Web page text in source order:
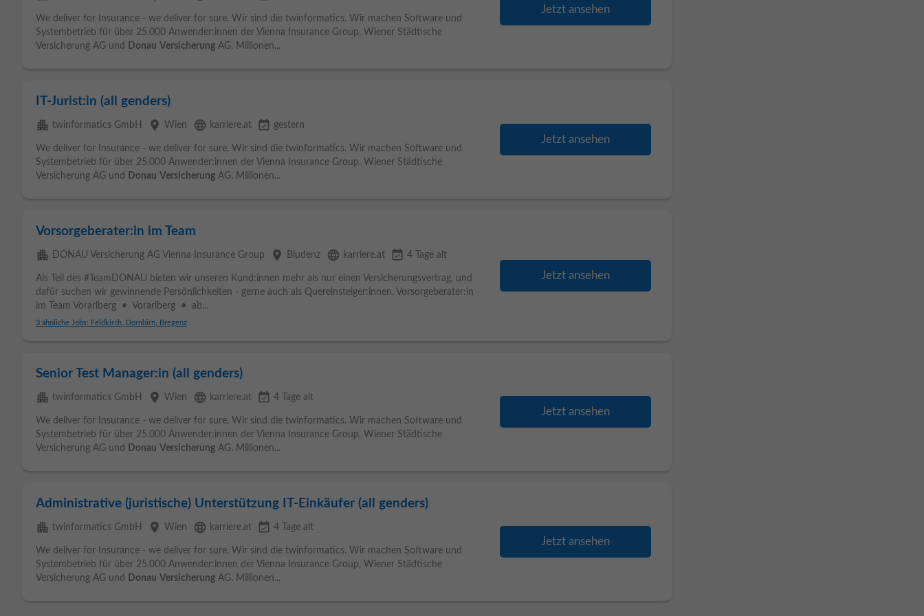
We deliver for Insurance - we deliver for sure. Wir sind die twinformatics. Wir machen Software und
Systembetrieb für über 25.000 Anwender:innen der Vienna Insurance Group, Wiener Städtische
Versicherung AG und
Donau Versicherung AG. Millionen...
Jetzt ansehen
IT-Jurist:in (all genders)
apartment twinformatics GmbH place Wien language karriere.at event_available gestern
We deliver for Insurance - we deliver for sure. Wir sind die twinformatics. Wir machen Software und
Systembetrieb für über 25.000 Anwender:innen der Vienna Insurance Group, Wiener Städtische
Versicherung AG und
Donau Versicherung AG. Millionen...
Jetzt ansehen
Vorsorgeberater:in im Team
apartment DONAU Versicherung AG Vienna Insurance Group place Bludenz language karriere.at event_available 4 Tage alt
Als Teil des #TeamDONAU bieten wir unseren Kund:innen mehr als nur einen Versicherungsvertrag, und
dafür suchen wir gewinnende Persönlichkeiten - gerne auch als Quereinsteiger:innen. Vorsorgeberater:in
im Team Vorarlberg • Vorarlberg • ab...
3 ähnliche Jobs: Feldkirch, Dornbirn, Bregenz
Jetzt ansehen
Senior Test Manager:in (all genders)
apartment twinformatics GmbH place Wien language karriere.at event_available 4 Tage alt
We deliver for Insurance - we deliver for sure. Wir sind die twinformatics. Wir machen Software und
Systembetrieb für über 25.000 Anwender:innen der Vienna Insurance Group, Wiener Städtische
Versicherung AG und
Donau Versicherung AG. Millionen...
Jetzt ansehen
Administrative (juristische) Unterstützung IT-Einkäufer (all genders)
apartment twinformatics GmbH place Wien language karriere.at event_available 4 Tage alt
We deliver for Insurance - we deliver for sure. Wir sind die twinformatics. Wir machen Software und
Systembetrieb für über 25.000 Anwender:innen der Vienna Insurance Group, Wiener Städtische
Versicherung AG und
Donau Versicherung AG. Millionen...
Jetzt ansehen